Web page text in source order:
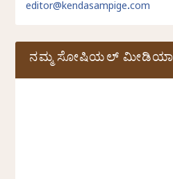
editor@kendasampige.com
ನಮ್ಮ ಸೋಷಿಯಲ್‌ ಮೀಡಿಯಾ